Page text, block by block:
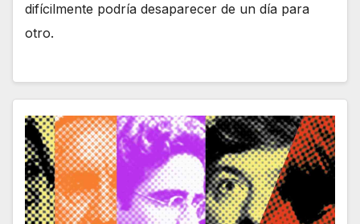
difícilmente podría desaparecer de un día para
otro.